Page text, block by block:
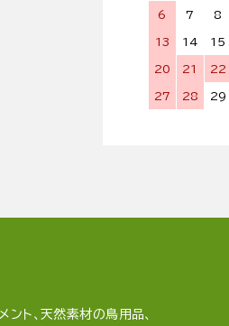
6 7 8
13 14 15
20 21 22
27 28 29
ント、天然素材の鳥用品、